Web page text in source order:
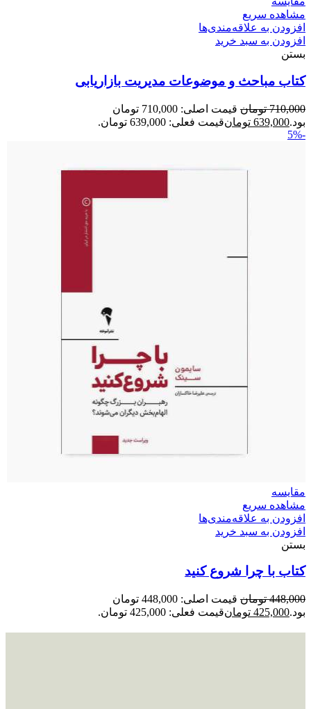
مشاهده سریع
افزودن به علاقه‌مندی‌ها
افزودن به سبد خرید
بستن
کتاب مباحث و موضوعات مدیریت بازاریابی
710,000 تومان
قیمت اصلی: 710,000 تومان
بود.639,000 تومانقیمت فعلی: 639,000 تومان.
-5%
مقایسه
مشاهده سریع
افزودن به علاقه‌مندی‌ها
افزودن به سبد خرید
بستن
کتاب با چرا شروع کنید
448,000 تومان
قیمت اصلی: 448,000 تومان
بود.425,000 تومانقیمت فعلی: 425,000 تومان.